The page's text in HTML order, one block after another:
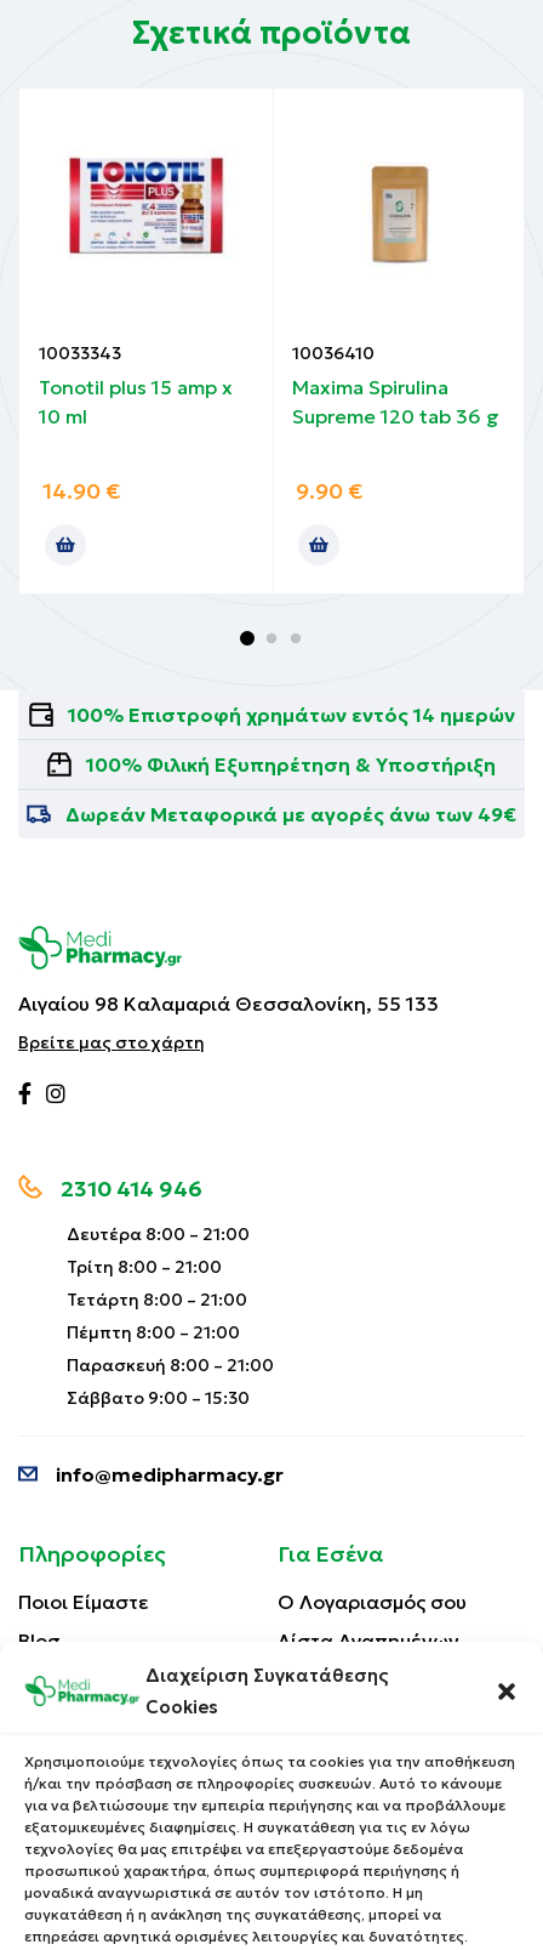
Διαχείριση Συγκατάθεσης
Cookies
Χρησιμοποιούμε τεχνολογίες όπως τα cookies για την αποθήκευση
ή/και την πρόσβαση σε πληροφορίες συσκευών. Αυτό το κάνουμε
για να βελτιώσουμε την εμπειρία περιήγησης και να προβάλλουμε
εξατομικευμένες διαφημίσεις. Η συγκατάθεση για τις εν λόγω
τεχνολογίες θα μας επιτρέψει να επεξεργαστούμε δεδομένα
προσωπικού χαρακτήρα, όπως συμπεριφορά περιήγησης ή
μοναδικά αναγνωριστικά σε αυτόν τον ιστότοπο. Η μη
συγκατάθεση ή η ανάκληση της συγκατάθεσης, μπορεί να
επηρεάσει αρνητικά ορισμένες λειτουργίες και δυνατότητες.
Σχετικά προϊόντα
10033343
Tonotil plus 15 amp x
10 ml
14.90 €
10036410
Maxima Spirulina
Supreme 120 tab 36 g
9.90 €
100% Επιστροφή χρημάτων εντός 14 ημερών
100% Φιλική Εξυπηρέτηση & Υποστήριξη
Δωρεάν Μεταφορικά με αγορές άνω των 49€
Αιγαίου 98 Καλαμαριά Θεσσαλονίκη, 55 133
Βρείτε μας στο χάρτη
2310 414 946
Δευτέρα 8:00 – 21:00
Τρίτη 8:00 – 21:00
Τετάρτη 8:00 – 21:00
Πέμπτη 8:00 – 21:00
Παρασκευή 8:00 – 21:00
Σάββατο 9:00 – 15:30
info@medipharmacy.gr
Πληροφορίες
Ποιοι Είμαστε
Blog
Επικοινωνία
Πολιτική Απορρήτου
Τρόποι Αποστολής
Τρόποι Πληρωμής
Επιστροφές Προϊόντων
Για Εσένα
Ο Λογαριασμός σου
Λίστα Αγαπημένων
Οι Παραγγελίες σου
Κέρδισε Κουπόνι
Έκπτωσης